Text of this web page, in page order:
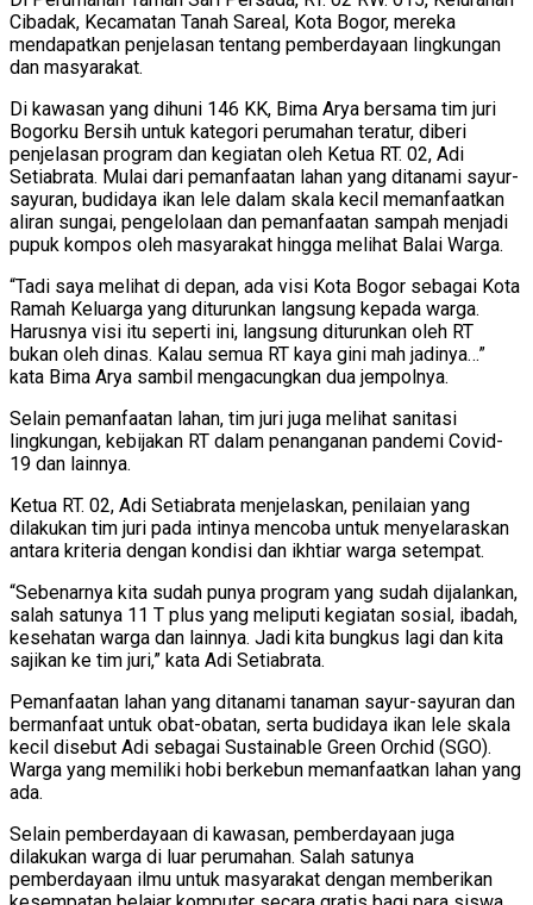
Cibadak, Kecamatan Tanah Sareal, Kota Bogor, mereka
mendapatkan penjelasan tentang pemberdayaan lingkungan
dan masyarakat.
Di kawasan yang dihuni 146 KK, Bima Arya bersama tim juri
Bogorku Bersih untuk kategori perumahan teratur, diberi
penjelasan program dan kegiatan oleh Ketua RT. 02, Adi
Setiabrata. Mulai dari pemanfaatan lahan yang ditanami sayur-
sayuran, budidaya ikan lele dalam skala kecil memanfaatkan
aliran sungai, pengelolaan dan pemanfaatan sampah menjadi
pupuk kompos oleh masyarakat hingga melihat Balai Warga.
“Tadi saya melihat di depan, ada visi Kota Bogor sebagai Kota
Ramah Keluarga yang diturunkan langsung kepada warga.
Harusnya visi itu seperti ini, langsung diturunkan oleh RT
bukan oleh dinas. Kalau semua RT kaya gini mah jadinya…”
kata Bima Arya sambil mengacungkan dua jempolnya.
Selain pemanfaatan lahan, tim juri juga melihat sanitasi
lingkungan, kebijakan RT dalam penanganan pandemi Covid-
19 dan lainnya.
Ketua RT. 02, Adi Setiabrata menjelaskan, penilaian yang
dilakukan tim juri pada intinya mencoba untuk menyelaraskan
antara kriteria dengan kondisi dan ikhtiar warga setempat.
“Sebenarnya kita sudah punya program yang sudah dijalankan,
salah satunya 11 T plus yang meliputi kegiatan sosial, ibadah,
kesehatan warga dan lainnya. Jadi kita bungkus lagi dan kita
sajikan ke tim juri,” kata Adi Setiabrata.
Pemanfaatan lahan yang ditanami tanaman sayur-sayuran dan
bermanfaat untuk obat-obatan, serta budidaya ikan lele skala
kecil disebut Adi sebagai Sustainable Green Orchid (SGO).
Warga yang memiliki hobi berkebun memanfaatkan lahan yang
ada.
Selain pemberdayaan di kawasan, pemberdayaan juga
dilakukan warga di luar perumahan. Salah satunya
pemberdayaan ilmu untuk masyarakat dengan memberikan